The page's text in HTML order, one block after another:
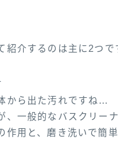
紹介するのは主に2つで
から出た汚れですね…
、一般的なバスクリー
作用と、磨き洗いで簡